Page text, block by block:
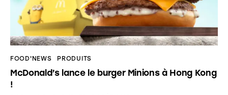
FOOD'NEWS PRODUITS
McDonald’s lance le burger Minions à Hong Kong
!